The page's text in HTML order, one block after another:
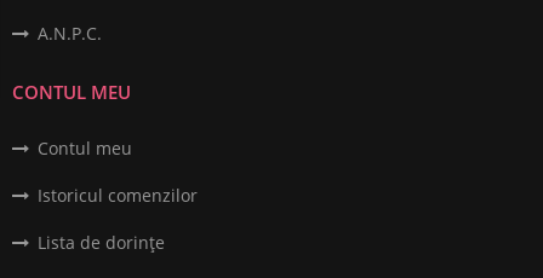
A.N.P.C.
CONTUL MEU
Contul meu
Istoricul comenzilor
Lista de dorințe